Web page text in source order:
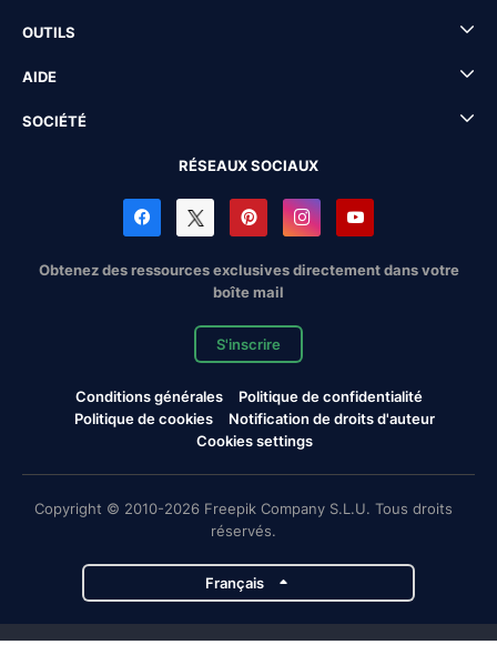
OUTILS
AIDE
SOCIÉTÉ
RÉSEAUX SOCIAUX
Obtenez des ressources exclusives directement dans votre
boîte mail
S'inscrire
Conditions générales
Politique de confidentialité
Politique de cookies
Notification de droits d'auteur
Cookies settings
Copyright © 2010-2026 Freepik Company S.L.U. Tous droits
réservés.
Français